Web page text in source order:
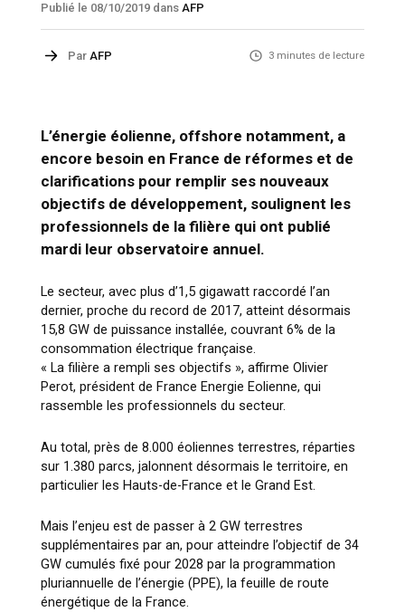
Publié le 08/10/2019 dans AFP
Par AFP 3 minutes de lecture
L’énergie éolienne, offshore notamment, a
encore besoin en France de réformes et de
clarifications pour remplir ses nouveaux
objectifs de développement, soulignent les
professionnels de la filière qui ont publié
mardi leur observatoire annuel.
Le secteur, avec plus d’1,5 gigawatt raccordé l’an
dernier, proche du record de 2017, atteint désormais
15,8 GW de puissance installée, couvrant 6% de la
consommation électrique française.
« La filière a rempli ses objectifs », affirme Olivier
Perot, président de France Energie Eolienne, qui
rassemble les professionnels du secteur.
Au total, près de 8.000 éoliennes terrestres, réparties
sur 1.380 parcs, jalonnent désormais le territoire, en
particulier les Hauts-de-France et le Grand Est.
Mais l’enjeu est de passer à 2 GW terrestres
supplémentaires par an, pour atteindre l’objectif de 34
GW cumulés fixé pour 2028 par la programmation
pluriannuelle de l’énergie (PPE), la feuille de route
énergétique de la France.